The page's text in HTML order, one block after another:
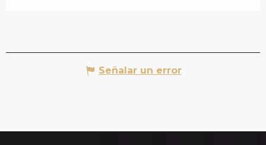
Señalar un error